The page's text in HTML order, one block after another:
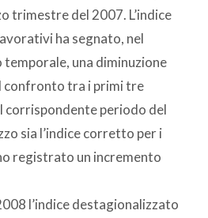
trimestre del 2007. L’indice
ha segnato, nel
una diminuzione
confronto tra i primi tre
corrispondente periodo del
sia l’indice corretto per i
registrato un incremento
l’indice destagionalizzato